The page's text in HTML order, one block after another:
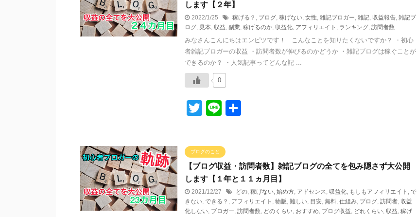
します【２年】
2022/1/25 稼げる？ , ブログ, 稼げない, 女性, 雑記ブロガー, 雑記, 収益報告, 雑記ブ
ログ, 見本, 収益, 副業, 稼げるのか, 収益化, アフィリエイト , ランキング, 訪問者数
みなさんこんにちはエンピツです！ こんなことを知りたくないですか？ ・初心
者雑記ブロガーの収益 ・訪問者数が伸びるのかどうか ・雑記ブログは稼ぐことが
できるのか？ ・人気記事ってどんな記 ...
0
T
er
Li
ブログのこと
【ブログ収益・訪問者数】雑記ブログの全てを包み隠さず大公開
します【１年と１１ヵ月目】
2021/12/27 どの, 稼げない, 始め方, アドセンス, 収益化, もしもアフィリエイト , で
きない, できる？ , アフィリエイト , 物販 , 難しい, 目安, 無料, 仕組み, ブログ, 訪問者, 収益
化しない, ブロガー, 訪問者数, どのくらい, おすすめ, ブログ収益, どれくらい, 収益, 稼げ